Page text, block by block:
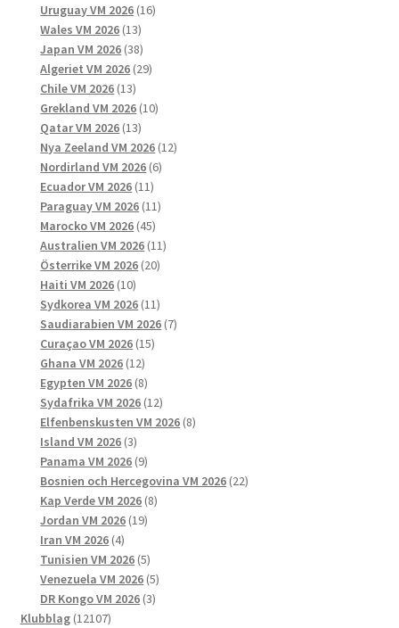
produkter
Uruguay VM 2026 1616
Wales VM 2026 1313
produkter
Japan VM 2026 3838
produkter
Algeriet VM 2026 2929
Chile VM 2026 1313
produkter
Grekland VM 2026 1010
Qatar VM 2026 1313
produkter
Nya Zeeland VM 2026 1212
Nordirland VM 2026 66
Ecuador VM 2026 1111
produkter
Paraguay VM 2026 1111
Marocko VM 2026 4545
produkter
Australien VM 2026 1111
Österrike VM 2026 2020
Haiti VM 2026 1010
produkter
Sydkorea VM 2026 1111
produkter
Saudiarabien VM 2026 77
Curaçao VM 2026 1515
Ghana VM 2026 1212
produkter
Egypten VM 2026 88
produkter
Sydafrika VM 2026 1212
produkter
Elfenbenskusten VM 2026 88
Island VM 2026 33
produkter
Panama VM 2026 99
produkter
Bosnien och Hercegovina VM 2026 2222
Kap Verde VM 2026 88
Jordan VM 2026 1919
Iran VM 2026 44
produkter
Tunisien VM 2026 55
produkter
Venezuela VM 2026 55
DR Kongo VM 2026 33
Klubblag 1210712107